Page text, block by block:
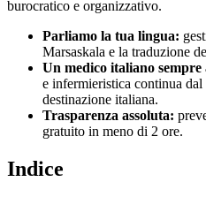
burocratico e organizzativo.
Parliamo la tua lingua:
Marsaskala e la traduzione
Un medico italiano
e infermieristica continua
destinazione italiana.
Trasparenza assoluta:
gratuito in meno di 2 ore.
Indice